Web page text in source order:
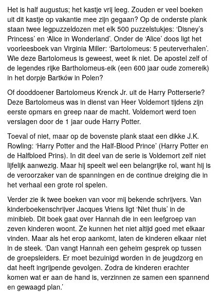
Het is half augustus; het kastje vrij leeg. Zouden er veel boeken
uit dit kastje op vakantie mee zijn gegaan? Op de onderste plank
staan twee legpuzzeldozen met elk 500 puzzelstukjes: ‘Disney’s
Princess’ en ‘Alice in Wonderland’. Onder de ‘Alice’ doos ligt het
voorleesboek van Virginia Miller: ‘Bartolomeus: 5 peuterverhalen’.
Wie deze Bartolomeus is geweest, weet ik niet. De apostel zelf of
de legendes rijke Bartholomeus-eik (een 600 jaar oude zomereik)
in het dorpje Bartków in Polen?
Of dooddoener Bartolomeus Krenck Jr. uit de Harry Potterserie?
Deze Bartolomeus was in dienst van Heer Voldemort tijdens zijn
eerste opmars en greep naar de macht. Voldemort werd toen
verslagen door de 1 jaar oude Harry Potter.
Toeval of niet, maar op de bovenste plank staat een dikke J.K.
Rowling: ‘Harry Potter and the Half-Blood Prince’ (Harry Potter en
de Halfbloed Prins). In dit deel van de serie is Voldemort zelf niet
lijfelijk aanwezig. Maar hij speelt wel een belangrijke rol, want hij is
de veroorzaker van de spanningen en de continue dreiging die in
het verhaal een grote rol spelen.
Verder zie ik twee boeken van voor mij bekende schrijvers. Van
kinderboekenschrijver Jacques Vriens ligt ‘Niet thuis’ in de
minibieb. Dit boek gaat over Hannah die in een leefgroep van
zeven kinderen woont. Ze kunnen het niet altijd goed met elkaar
vinden. Maar als het erop aankomt, laten de kinderen elkaar niet
in de steek. ‘Dan vangt Hannah een geheim gesprek op tussen
de groepsleiders. Er moet bezuinigd worden in de jeugdzorg en
dat heeft ingrijpende gevolgen. Zodra de kinderen erachter
komen wat er aan de hand is, verzinnen ze samen een spannend
en gewaagd plan.’